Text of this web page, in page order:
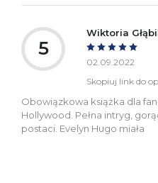
5
Wiktoria
02.09.2022
Skopiuj link do
Obowiązkowa książka dla
Hollywood. Pełna intryg,
postaci. Evelyn Hugo miała